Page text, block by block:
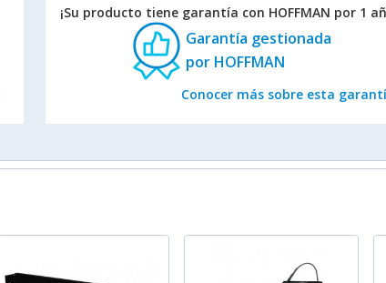
¡Su producto tiene garantía con HOFFMAN por 1
Garantía gestionada
por HOFFMAN
Conocer más sobre esta